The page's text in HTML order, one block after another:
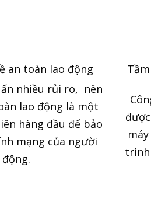
an toàn lao động
nhiều rủi ro, nên
lao động là một
hàng đầu để bảo
mạng của người
động.
trình